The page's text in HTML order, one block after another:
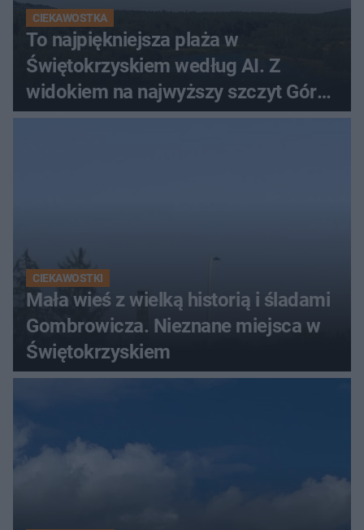
CIEKAWOSTKA
To najpiękniejsza plaża w
Świętokrzyskiem według AI. Z
widokiem na najwyższy szczyt Gór
Świętokrzyskich
CIEKAWOSTKI
Mała wieś z wielką historią i śladami
Gombrowicza. Nieznane miejsca w
Świętokrzyskiem